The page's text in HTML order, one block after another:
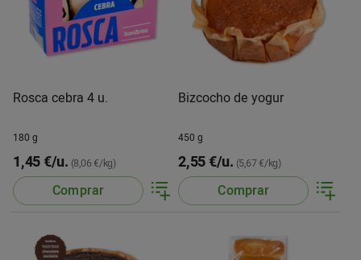
Rosca cebra 4 u.
180 g
1,45 €/u. (8,06 €/kg)
Comprar
Bizcocho de yogur
450 g
2,55 €/u. (5,67 €/kg)
Comprar